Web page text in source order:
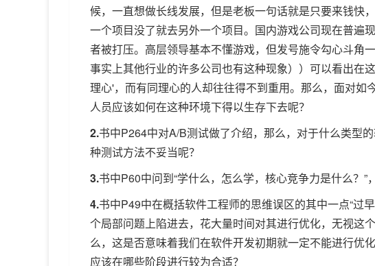
候，一直想做长线发展，但是老板一句话就是只要来钱快
一个项目没了就去另外一个项目。国内游戏公司现在普遍
者被打压。高层领导基本不懂游戏，但发号施令勾心斗角
事实上其他行业的许多公司也有这种现象））可以看出在
理心'，而有同理心的人却往往得不到重用。那么，面对如
人员应该如何在这种环境下得以生存下去呢？
2.书中P264中对A/B测试做了介绍，那么，对于什么类型
种测试方法不妥当呢？
3.书中P60中问到“学什么，怎么学，核心竞争力是什么？
4.书中P49中在概括软件工程师的思维误区的其中一点“过
个局部问题上陷进去，花大量时间对其进行优化，无视这
么，这是否意味着我们在软件开发初期就一定不能进行优
应该在哪些阶段进行较为合适？